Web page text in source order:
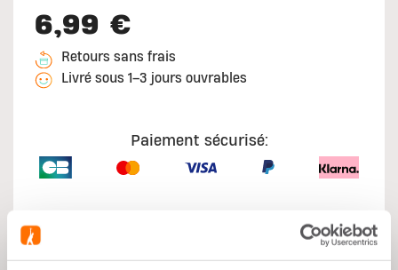
6,99 €
Retours sans frais
Livré sous 1–3 jours ouvrables
Paiement sécurisé: